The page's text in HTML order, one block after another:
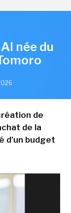
née du
de
de la
d'un budget